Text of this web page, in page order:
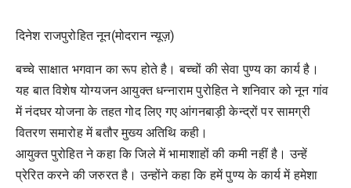
दिनेश राजपुरोहित नून(मोदरान न्यूज़)
बच्चे साक्षात भगवान का रूप होते है। बच्चों की सेवा पुण्य का कार्य है।
यह बात विशेष योग्यजन आयुक्त धन्नाराम पुरोहित ने शनिवार को नून गांव
में नंदघर योजना के तहत गोद लिए गए आंगनबाड़ी केन्द्रों पर सामग्री
वितरण समारोह में बतौर मुख्य अतिथि कही।
आयुक्त पुरोहित ने कहा कि जिले में भामाशाहों की कमी नहीं है। उन्हें
प्रेरित करने की जरुरत है। उन्होंने कहा कि हमें पुण्य के कार्य में हमेशा